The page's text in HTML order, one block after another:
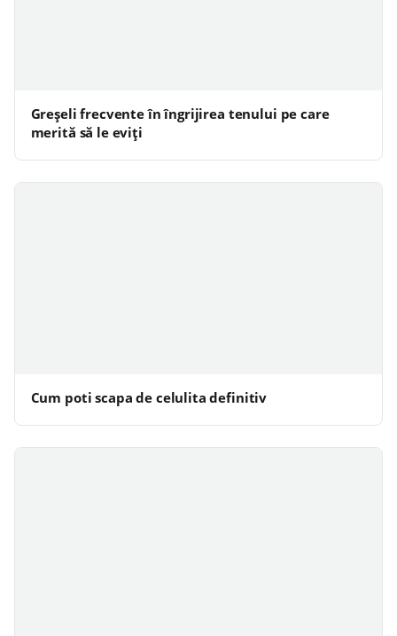
Greșeli frecvente în îngrijirea tenului pe care
merită să le eviți
Cum poti scapa de celulita definitiv